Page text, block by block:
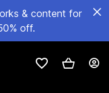
& content for
off.